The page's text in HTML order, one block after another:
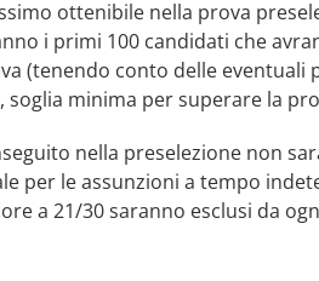
ottenibile nella prova
i primi 100 candidati che
(tenendo conto delle eventuali
soglia minima per superare la
nella preselezione non
per le assunzioni a tempo
a 21/30 saranno esclusi da